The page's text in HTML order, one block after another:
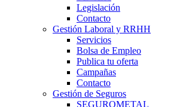
Legislación
Contacto
Gestión Laboral y RRHH
Servicios
Bolsa de Empleo
Publica tu oferta
Campañas
Contacto
Gestión de Seguros
SEGUROMETAL